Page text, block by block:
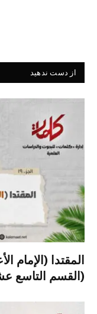
از دست ندهید
المقتدا (الإمام
(القسم التاسع